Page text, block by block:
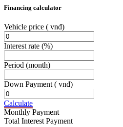
Financing calculator
Vehicle price ( vnđ)
Interest rate (%)
Period (month)
Down Payment ( vnđ)
Calculate
Monthly Payment
Total Interest Payment